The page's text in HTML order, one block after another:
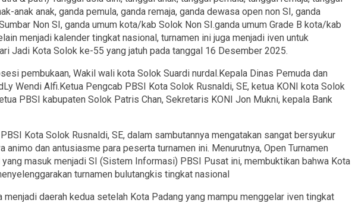
anak anak, ganda pemula, ganda remaja, ganda dewasa open non SI, ganda
Non SI, ganda umum kota/kab Solok Non SI.ganda umum Grade B kota/kab
menjadi kalender tingkat nasional, turnamen ini juga menjadi iven untuk
Jadi Kota Solok ke-55 yang jatuh pada tanggal 16 Desember 2025.
pembukaan, Wakil wali kota Solok Suardi nurdal.Kepala Dinas Pemuda dan
Wendi Alfi.Ketua Pengcab PBSI Kota Solok Rusnaldi, SE, ketua KONI kota Solok
PBSI kabupaten Solok Patris Chan, Sekretaris KONI Jon Mukni, kepala Bank
Kota Solok Rusnaldi, SE, dalam sambutannya mengatakan sangat bersyukur
animo dan antusiasme para peserta turnamen ini. Menurutnya, Open Turnamen
masuk menjadi SI (Sistem Informasi) PBSI Pusat ini, membuktikan bahwa Kota
turnamen bulutangkis tingkat nasional
menjadi daerah kedua setelah Kota Padang yang mampu menggelar iven tingkat